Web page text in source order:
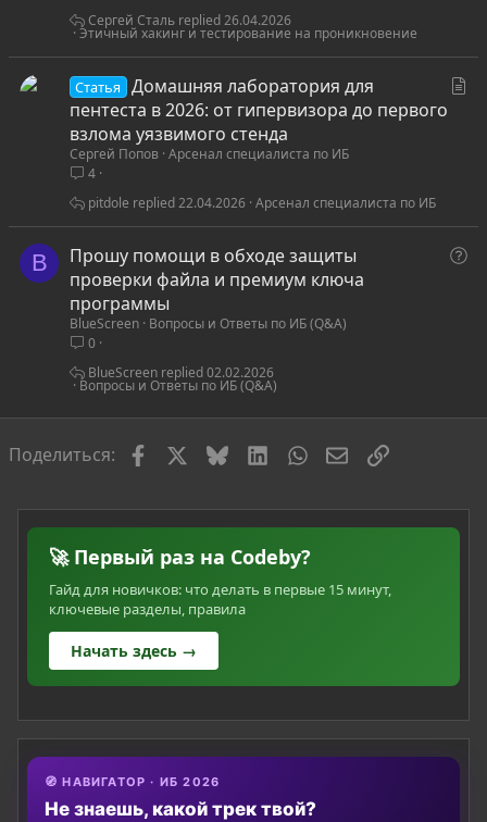
Этичный хакинг и тестирование на проникновение
26.04.2026
Сергей Сталь
Статья
Домашняя лаборатория для
пентеста в 2026: от гипервизора до первого
взлома уязвимого стенда
Сергей Попов Арсенал специалиста по ИБ
4
Арсенал специалиста по ИБ
22.04.2026
pitdole
B
В
Прошу помощи в обходе защиты
проверки файла и премиум ключа
программы
BlueScreen Вопросы и Ответы по ИБ (Q&A)
0
Вопросы и Ответы по ИБ (Q&A)
02.02.2026
BlueScreen
Поделиться: FacebookBlueskyLinkedInWhatsAppЭлектронная
Ссылка
🚀 Первый раз на Codeby?
Гайд для новичков: что делать в первые 15 минут,
ключевые разделы, правила
Начать здесь →
🧭 НАВИГАТОР · ИБ 2026
Не знаешь, какой трек твой?